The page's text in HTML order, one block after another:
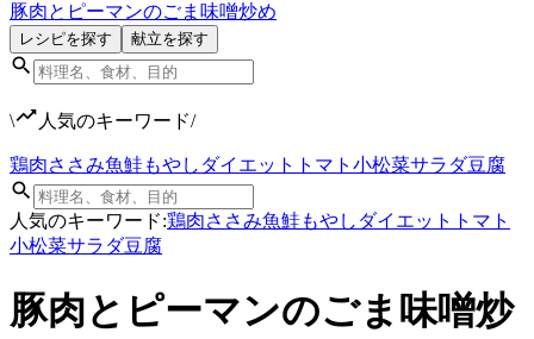
豚肉とピーマンのごま味噌炒め
レシピを探す 献立を探す
\ 人気のキーワード/
鶏肉ささみ魚鮭 もやし ダイエット トマト 小松菜サラダ豆腐
人気のキーワード:鶏肉ささみ魚鮭 もやし ダイエット トマト
小松菜サラダ豆腐
豚肉とピーマンのごま味噌炒